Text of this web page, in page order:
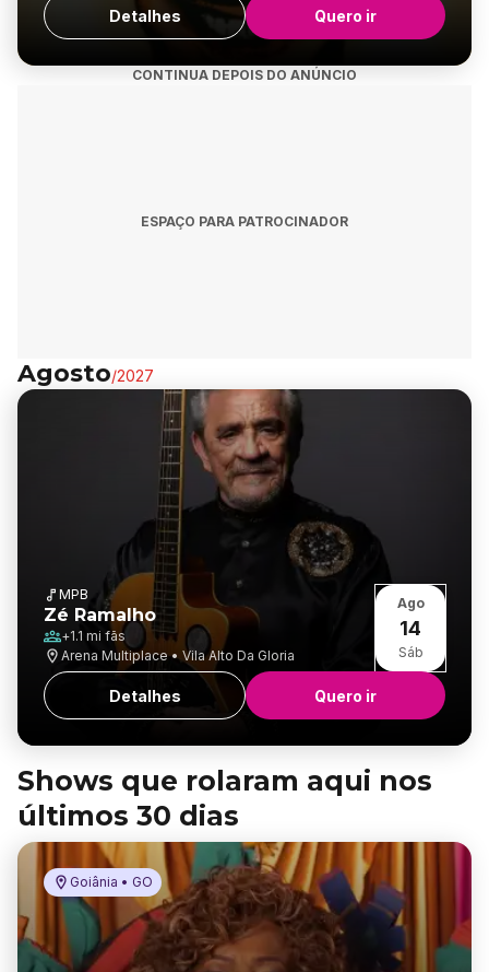
Detalhes Quero ir
CONTINUA DEPOIS DO ANÚNCIO
ESPAÇO PARA PATROCINADOR
Agosto/2027
MPB
Zé Ramalho
+1.1 mi fãs
Arena Multiplace • Vila Alto Da Gloria
Ago
14
Sáb
Detalhes Quero ir
Shows que rolaram aqui nos
últimos 30 dias
Goiânia • GO